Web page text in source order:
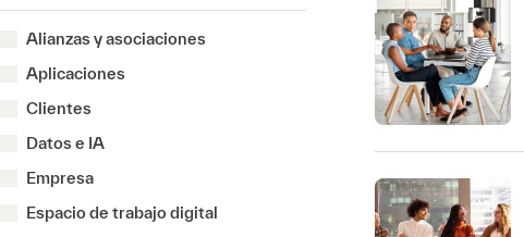
Alianzas y asociaciones
Aplicaciones
Clientes
Datos e IA
Empresa
Espacio de trabajo digital